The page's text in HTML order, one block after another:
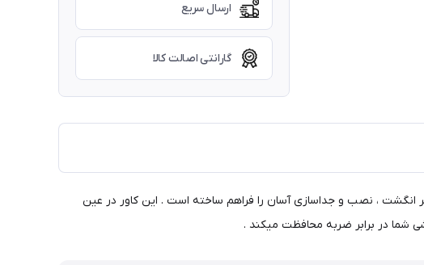
ارسال سریع
گارانتی اصالت کالا
انگشت ، نصب و جداسازی آسان را فراهم ساخته است . این کاور در عین
شما در برابر ضربه محافظت میکند .